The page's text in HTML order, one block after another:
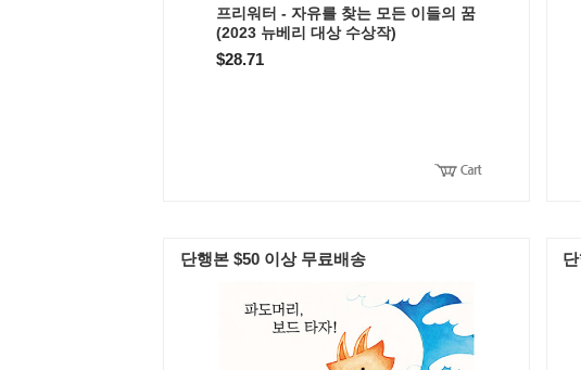
프리워터 - 자유를 찾는 모든 이들의 꿈
(2023 뉴베리 대상 수상작)
$28.71
단행본 $50 이상 무료배송